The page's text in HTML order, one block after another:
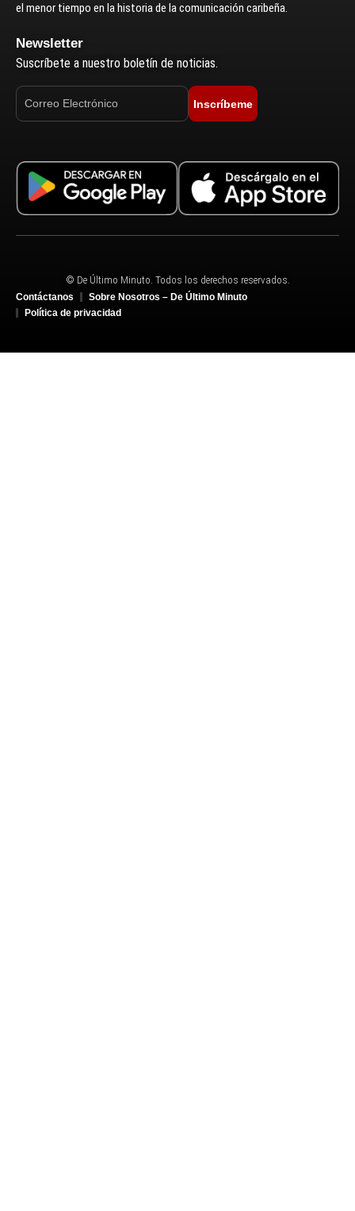
el menor tiempo en la historia de la comunicación caribeña.
Newsletter
Suscríbete a nuestro boletín de noticias.
Inscríbeme
© De Último Minuto. Todos los derechos reservados.
Contáctanos
Sobre Nosotros – De Último Minuto
Política de privacidad